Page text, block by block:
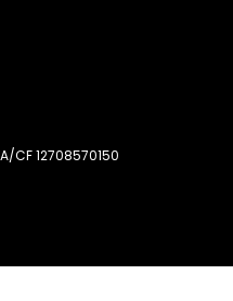
CF 12708570150